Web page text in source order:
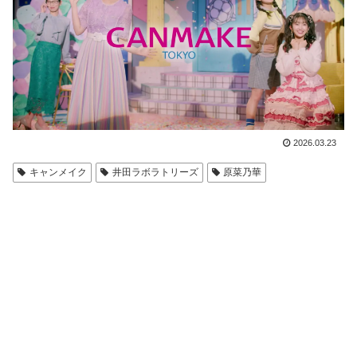
2026.03.23
キャンメイク 井田ラボラトリーズ 原菜乃華